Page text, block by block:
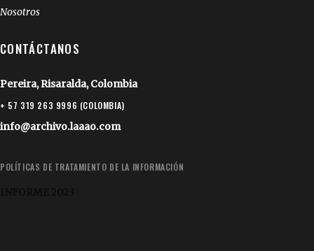
Nosotros
CONTÁCTANOS
Pereira, Risaralda, Colombia
+ 57 319 263 9996 (COLOMBIA)
info@archivo.laaao.com
POLÍTICAS DE TRATAMIENTO DE LA INFORMACIÓN